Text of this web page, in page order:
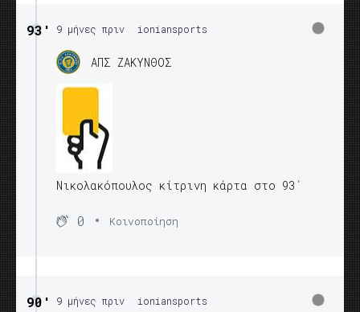
93′ 9 μήνες πριν ioniansports
ΑΠΣ ΖΑΚΥΝΘΟΣ
Νικολακόπουλος κίτρινη κάρτα στο 93΄
0 Κοινοποίηση
90′ 9 μήνες πριν ioniansports